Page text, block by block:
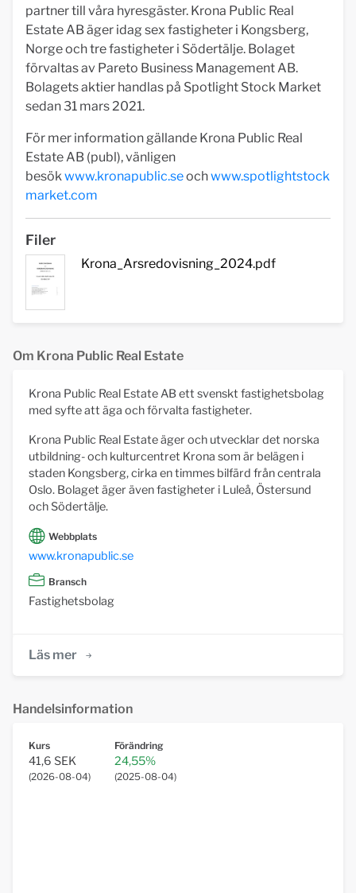
partner till våra hyresgäster. Krona Public Real
Estate AB äger idag sex fastigheter i Kongsberg,
Norge och tre fastigheter i Södertälje. Bolaget
förvaltas av Pareto Business Management AB.
Bolagets aktier handlas på Spotlight Stock Market
sedan 31 mars 2021.
För mer information gällande Krona Public Real
Estate AB (publ), vänligen
besökwww.kronapublic.seochwww.spotlightstock
market.com
Filer
Krona_Arsredovisning_2024.pdf
Om Krona Public Real Estate
Krona Public Real Estate AB ett svenskt fastighetsbolag
med syfte att äga och förvalta fastigheter.
Krona Public Real Estate äger och utvecklar det norska
utbildning- och kulturcentret Krona som är belägen i
staden Kongsberg, cirka en timmes bilfärd från centrala
Oslo. Bolaget äger även fastigheter i Luleå, Östersund
och Södertälje.
Webbplats
www.kronapublic.se
Bransch
Fastighetsbolag
Läs mer
Handelsinformation
Kurs
41,6 SEK
(2026-08-04)
Förändring
24,55%
(2025-08-04)